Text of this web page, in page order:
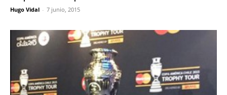
Hugo Vidal - 7 junio, 2015